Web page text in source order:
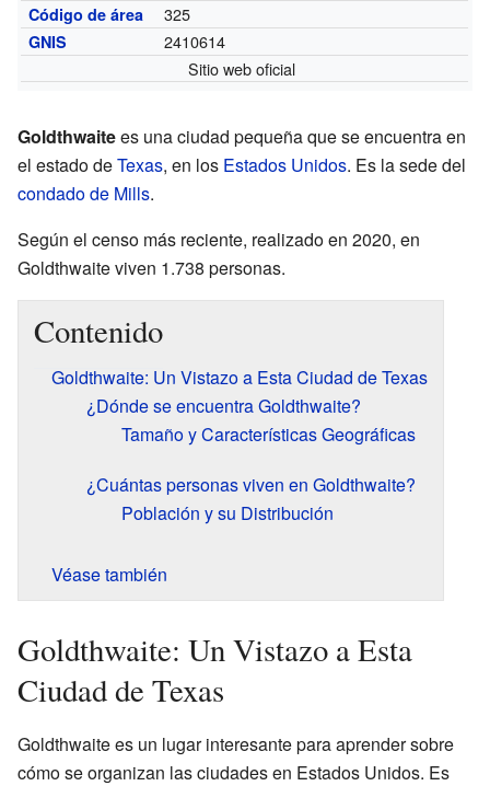
Código de área 325
GNIS
2410614
Sitio web oficial
Goldthwaitees una ciudad pequeña que se encuentra en
el estado deTexas, en los Estados Unidos. Es la sede del
condado de Mills.
Según el censo más reciente, realizado en 2020, en
Goldthwaite viven 1.738 personas.
Contenido
Goldthwaite: Un Vistazo a Esta Ciudad de Texas
¿Dónde se encuentra Goldthwaite?
Tamaño y Características Geográficas
¿Cuántas personas viven en Goldthwaite?
Población y su Distribución
Véase también
Goldthwaite: Un Vistazo a Esta
Ciudad de Texas
Goldthwaite es un lugar interesante para aprender sobre
cómo se organizan las ciudades en Estados Unidos. Es